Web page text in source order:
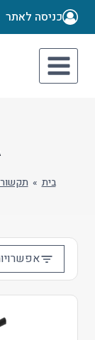
Skip
כניסה לאתר
בית »